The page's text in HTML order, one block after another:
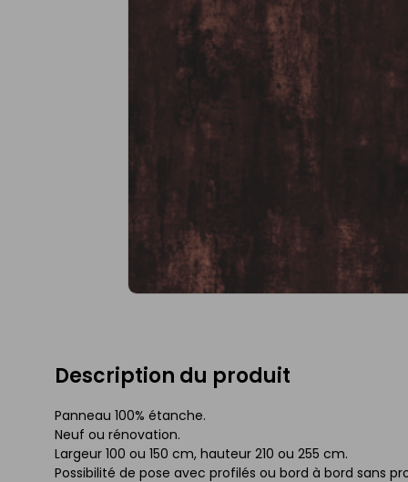
Description du produit
Panneau 100% étanche.
Neuf ou rénovation.
Largeur 100 ou 150 cm, hauteur 210 ou 255 cm.
Possibilité de pose avec profilés ou bord à bord sans